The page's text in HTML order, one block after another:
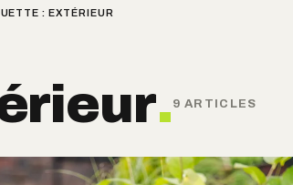
: EXTÉRIEUR
. 9 ARTICLES